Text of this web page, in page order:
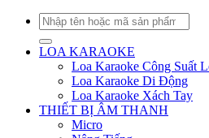
Tìm
kiếm:
LOA KARAOKE
Loa Karaoke Công Suất
Loa Karaoke Di Động
Loa Karaoke Xách Tay
THIẾT BỊ ÂM THANH
Micro